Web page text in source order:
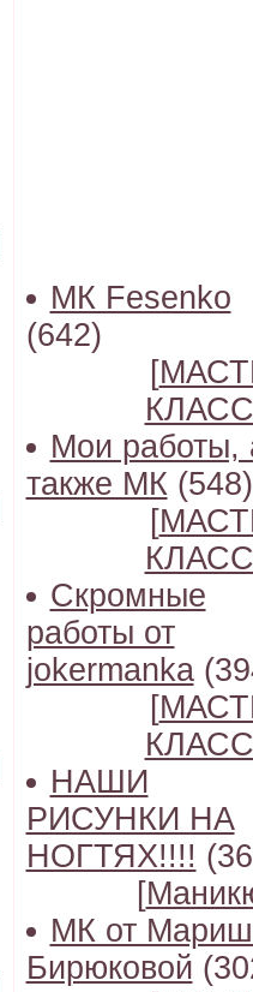
МК Fesenko
(642)
[
Мои работы,
также МК (548)
[
Скромные
работы от
jokermanka
[
НАШИ
РИСУНКИ НА
НОГТЯХ!!!!
[
МК от
Бирюковой